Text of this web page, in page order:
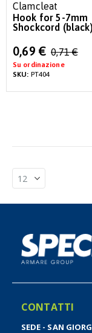
Clamcleat
Hook for 5-7mm
Shockcord (black)
Special
Price
0,69 € 0,71 €
Su ordinazione
SKU: PT404
CONTATTI
SEDE - SAN